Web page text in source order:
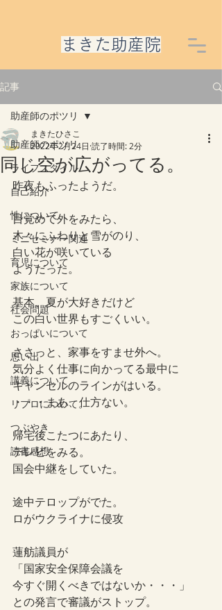
​まきた助産院
記事
助産師のポツリ
ライフスタイル
自己紹介
性について
ミニセミナー関連
育児について
家族について
社会問題
おっぱいについて
思い出
講義について
リプロについて。
つぶやき
読書感想
助産師のポツリ
同じ空が広がってる。
まきたひさこ
2022年2月24日 読了時間: 2分
昨夜もふったようだ。
目覚めて外をみたら、
木々にふわりと雪がのり、
白い花が咲いている
ようだった。
基本、夏が大好きだけど
この白い世界もすごくいい。
ささっと、家事をすませ外へ。
気分よく仕事に向かってる最中に
キャンセルのラインがはいる。
・・・まあ、仕方ない。
帰宅後こたつにあたり、
テレビをみる。
国会中継をしていた。
途中テロップがでた。
ロがウクライナに侵攻
蓮舫議員が
「国家安全保障会議を
今すぐ開くべきではないか・・・」
との発言で審議がストップ。